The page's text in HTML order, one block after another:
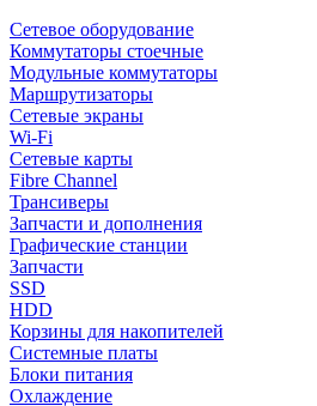
Сетевое оборудование
Коммутаторы стоечные
Модульные коммутаторы
Маршрутизаторы
Сетевые экраны
Wi-Fi
Сетевые карты
Fibre Channel
Трансиверы
Запчасти и дополнения
Графические станции
Запчасти
SSD
HDD
Корзины для накопителей
Системные платы
Блоки питания
Охлаждение